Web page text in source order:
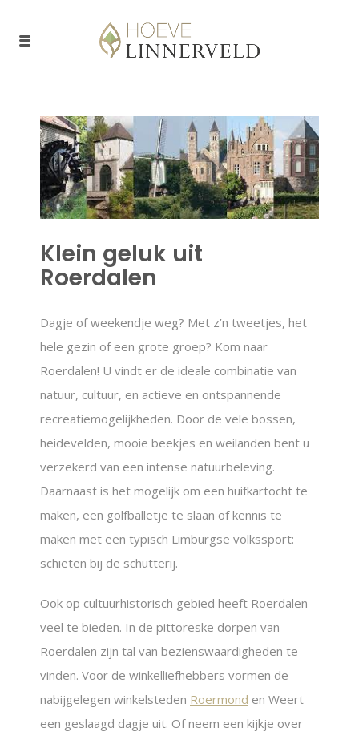
Klein geluk uit
Roerdalen
Dagje of weekendje weg? Met z’n tweetjes, het
hele gezin of een grote groep? Kom naar
Roerdalen! U vindt er de ideale combinatie van
natuur, cultuur, en actieve en ontspannende
recreatiemogelijkheden. Door de vele bossen,
heidevelden, mooie beekjes en weilanden bent u
verzekerd van een intense natuurbeleving.
Daarnaast is het mogelijk om een huifkartocht te
maken, een golfballetje te slaan of kennis te
maken met een typisch Limburgse volkssport:
schieten bij de schutterij.
Ook op cultuurhistorisch gebied heeft Roerdalen
veel te bieden. In de pittoreske dorpen van
Roerdalen zijn tal van bezienswaardigheden te
vinden. Voor de winkelliefhebbers vormen de
nabijgelegen winkelsteden Roermond en Weert
een geslaagd dagje uit. Of neem een kijkje over